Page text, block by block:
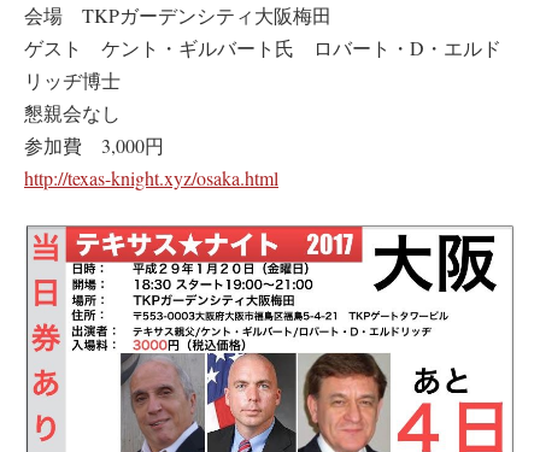
会場 TKPガーデンシティ大阪梅田
ゲスト ケント・ギルバート氏 ロバート・D・エルド
リッヂ博士
懇親会なし
参加費 3,000円
http://texas-knight.xyz/osaka.html